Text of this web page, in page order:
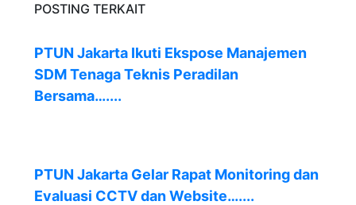
POSTING TERKAIT
PTUN Jakarta Ikuti Ekspose Manajemen
SDM Tenaga Teknis Peradilan
Bersama…....
PTUN Jakarta Gelar Rapat Monitoring dan
Evaluasi CCTV dan Website…....